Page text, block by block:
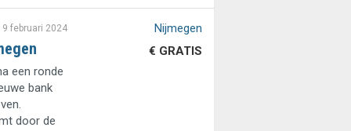
9 februari 2024
een ronde
bank
door de
Nijmegen
€ GRATIS